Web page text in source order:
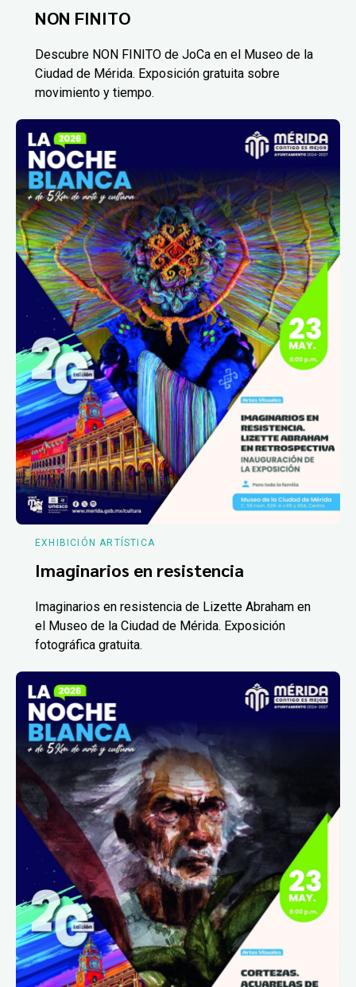
NON FINITO
Descubre NON FINITO de JoCa en el Museo de la
Ciudad de Mérida. Exposición gratuita sobre
movimiento y tiempo.
EXHIBICIÓN ARTÍSTICA
Imaginarios en resistencia
Imaginarios en resistencia de Lizette Abraham en
el Museo de la Ciudad de Mérida. Exposición
fotográfica gratuita.